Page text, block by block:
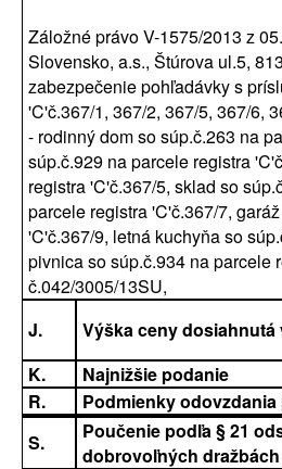
Záložné právo V-1575/2013 z
Slovensko, a.s., Štúrova ul.5,
zabezpečenie pohľadávky s
'C'č.367/1, 367/2, 367/5, 367/6,
- rodinný dom so súp.č.263 na
súp.č.929 na parcele registra
registra 'C'č.367/5, sklad so
parcele registra 'C'č.367/7,
'C'č.367/9, letná kuchyňa so
pivnica so súp.č.934 na parcele
č.042/3005/13SU,
J.
Výška ceny dosiahnutá
K. Najnižšie podanie
R.
Podmienky
S.
Poučenie podľa § 21
dobrovoľných dražbách